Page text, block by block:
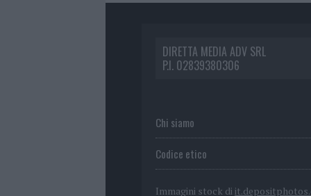
DIRETTA MEDIA ADV SRL
P.I. 02839380306
Chi siamo
Codice etico
Immagini stock di